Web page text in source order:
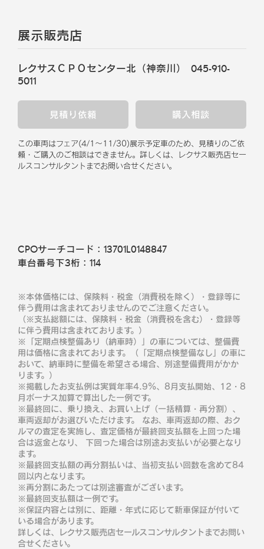
展示販売店
レクサスＣＰＯセンター北（神奈川）
045-910-
5011
見積り依頼 購入相談
この車両はフェア(4/1 ～11/30)展示予定車のため、見積りのご依
頼・ご購入のご相談はできません。 詳しくは、レクサス販売店セー
ルスコンサルタントまでお問い合せください。
CPOサーチコード： 13701L0148847
車台番号下3桁： 114
※本体価格には、保険料・税金（消費税を除く）・登録等に
伴う費用は含まれておりませんのでご注意ください。
（※支払総額には、保険料・税金（消費税を含む）・登録等
に伴う費用は含まれております。）
※「定期点検整備あり（納車時）」の車については、整備費
用は価格に含まれております。（「定期点検整備なし」の車に
おいて、納車時に整備を希望さる場合、別途整備費用がかか
ります。）
※掲載したお支払例は実質年率4.9％、8月支払開始、12・8
月ボーナス加算で算出した一例です。
※最終回に、乗り換え、お買い上げ（一括精算・再分割）、
車両返却がお選びいただけます。 なお、車両返却の際、おク
ルマの査定を実施し、査定価格が最終回支払額を上回った場
合は返金となり、 下回った場合は別途お支払いが必要となり
ます。
※最終回支払額の再分割払いは、当初支払い回数を含めて84
回以内となります。
※再分割にあたっては別途審査がございます。
※最終回支払額は一例です。
※保証内容とは別に、距離・年式に応じて新車保証が付いて
いる場合があります。
詳しくは、レクサス販売店セールスコンサルタントまでお問い
合せください。